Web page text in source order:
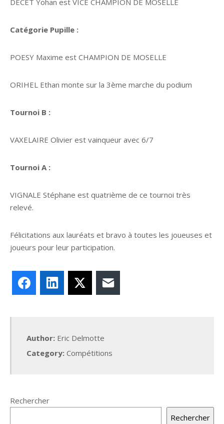
DECET Yohan est VICE CHAMPION DE MOSELLE
Catégorie Pupille :
POESY Maxime est CHAMPION DE MOSELLE
ORIHEL Ethan monte sur la 3ème marche du podium
Tournoi B :
VAXELAIRE Olivier est vainqueur avec 6/7
Tournoi A :
VIGNALE Stéphane est quatrième de ce tournoi très
relevé.
Félicitations aux lauréats et bravo à toutes les joueuses et
joueurs pour leur participation.
FacebookLinkedIn
Author: Eric Delmotte
Category: Compétitions
Rechercher
Rechercher